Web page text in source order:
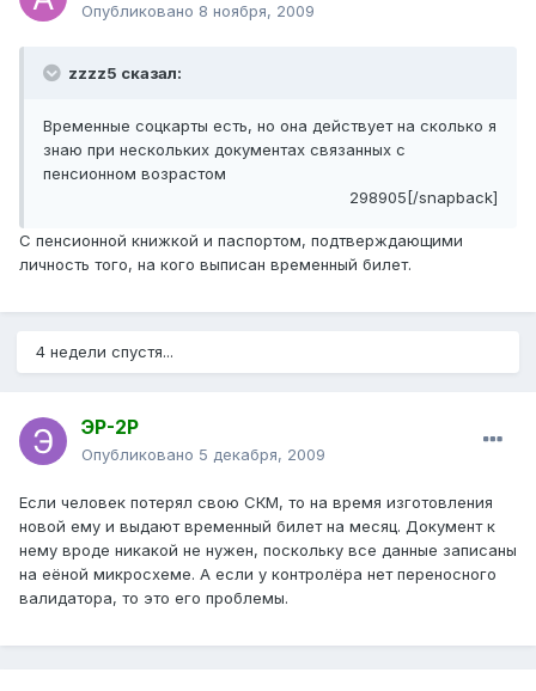
Опубликовано 8 ноября, 2009
zzzz5 сказал:
Временные соцкарты есть, но она действует на сколько я
знаю при нескольких документах связанных с
пенсионном возрастом
298905[/snapback]
С пенсионной книжкой и паспортом, подтверждающими
личность того, на кого выписан временный билет.
4 недели спустя...
ЭР-2Р
Опубликовано 5 декабря, 2009
Если человек потерял свою СКМ, то на время изготовления
новой ему и выдают временный билет на месяц. Документ к
нему вроде никакой не нужен, поскольку все данные записаны
на еёной микросхеме. А если у контролёра нет переносного
валидатора, то это его проблемы.